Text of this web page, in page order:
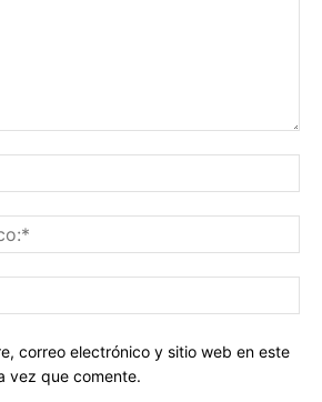
correo electrónico y sitio web en este
vez que comente.